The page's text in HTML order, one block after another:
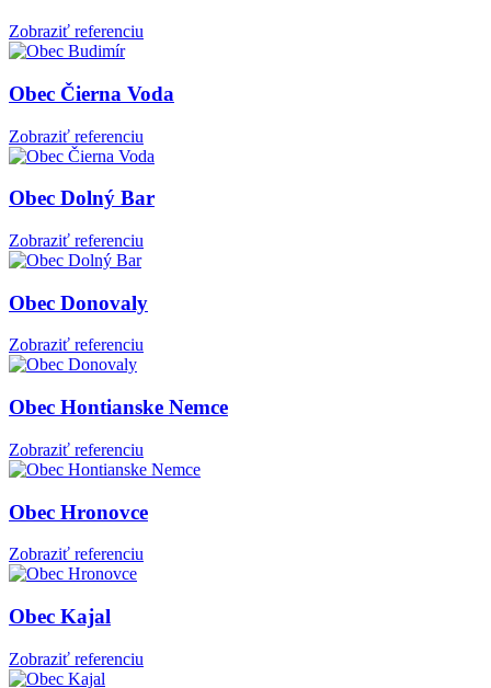
Zobraziť referenciu
Obec Čierna Voda
Zobraziť referenciu
Obec Dolný Bar
Zobraziť referenciu
Obec Donovaly
Zobraziť referenciu
Obec Hontianske Nemce
Zobraziť referenciu
Obec Hronovce
Zobraziť referenciu
Obec Kajal
Zobraziť referenciu